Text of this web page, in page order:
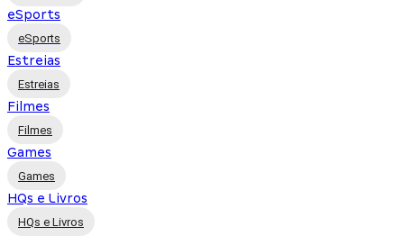
eSports
eSports
Estreias
Estreias
Filmes
Filmes
Games
Games
HQs e Livros
HQs e Livros